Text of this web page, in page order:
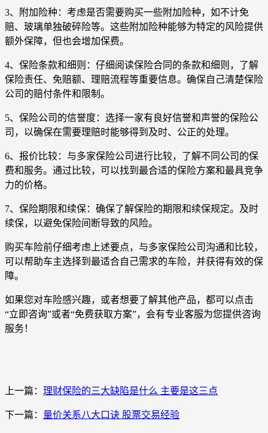
3、附加险种：考虑是否需要购买一些附加险种，如不计免
赔、玻璃单独破碎险等。这些附加险种能够为特定的风险提供
额外保障，但也会增加保费。
4、保险条款和细则：仔细阅读保险合同的条款和细则，了解
保险责任、免赔额、理赔流程等重要信息。确保自己清楚保险
公司的赔付条件和限制。
5、保险公司的信誉度：选择一家有良好信誉和声誉的保险公
司，以确保在需要理赔时能够得到及时、公正的处理。
6、报价比较：与多家保险公司进行比较，了解不同公司的保
费和服务。通过比较，可以找到最合适的保险方案和最具竞争
力的价格。
7、保险期限和续保：确保了解保险的期限和续保规定。及时
续保，以避免保险间断导致的风险。
购买车险前仔细考虑上述要点，与多家保险公司沟通和比较，
可以帮助车主选择到最适合自己需求的车险，并获得有效的保
障。
如果您对车险感兴趣，或者想要了解其他产品，都可以点击
“立即咨询”或者“免费获取方案”，会有专业客服为您提供咨询
服务！
上一篇： 理财保险的三大缺陷是什么 主要是这三点
下一篇： 量价关系八大口诀 股票交易经验